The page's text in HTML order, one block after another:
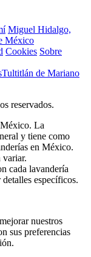
Miguel Hidalgo,
México
Cookies Sobre
Tultitlán de Mariano
reservados.
La
y tiene como
en México.
cada lavandería
específicos.
nuestros
sus preferencias